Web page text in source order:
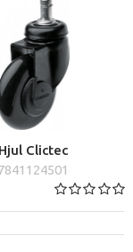
från
stolar är noga
och andra
och
ett omfattande
Hjul Clictec